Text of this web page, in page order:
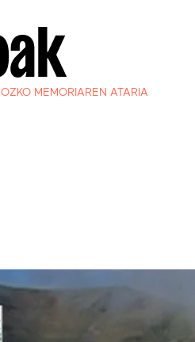
MEMORIAREN ATARIA